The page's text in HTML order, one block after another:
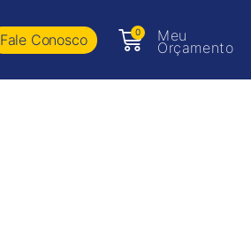
Fale Conosco 0 Meu
Orçamento